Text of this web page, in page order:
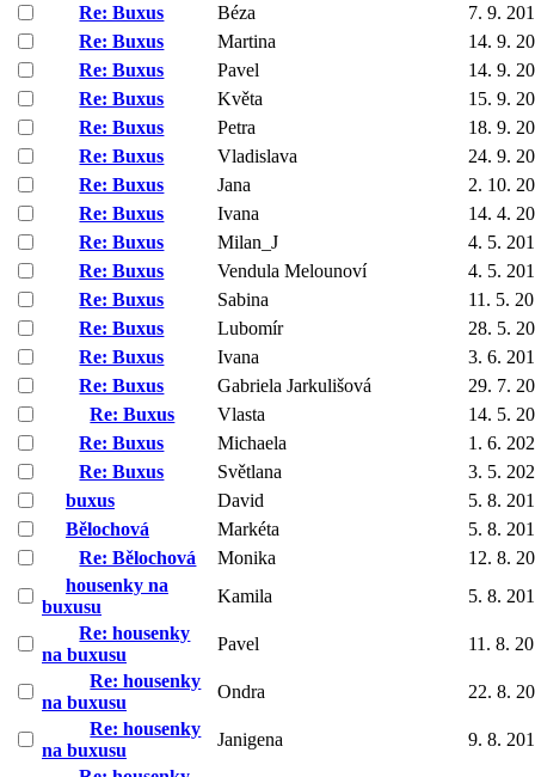
Re: Buxus
Béza
7. 9.
Re: Buxus
Martina
14. 9.
Re: Buxus
Pavel
14. 9.
Re: Buxus
Květa
15. 9.
Re: Buxus
Petra
18. 9.
Re: Buxus
Vladislava
24. 9.
Re: Buxus
Jana
2. 10.
Re: Buxus
Ivana
14. 4.
Re: Buxus
Milan_J
4. 5.
Re: Buxus
Vendula Melounoví
4. 5.
Re: Buxus
Sabina
11. 5.
Re: Buxus
Lubomír
28. 5.
Re: Buxus
Ivana
3. 6.
Re: Buxus
Gabriela Jarkulišová
29. 7.
Re: Buxus
Vlasta
14. 5.
Re: Buxus
Michaela
1. 6.
Re: Buxus
Světlana
3. 5.
buxus
David
5. 8.
Bělochová
Markéta
5. 8.
Re: Bělochová
Monika
12. 8.
housenky na
buxusu
Kamila
5. 8.
Re: housenky
na buxusu
Pavel
11. 8.
Re: housenky
na buxusu
Ondra
22. 8.
Re: housenky
na buxusu
Janigena
9. 8.